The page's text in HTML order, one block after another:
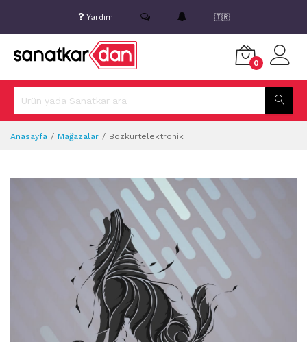
Yardım 🇹🇷
0
Anasayfa Mağazalar Bozkurtelektronik